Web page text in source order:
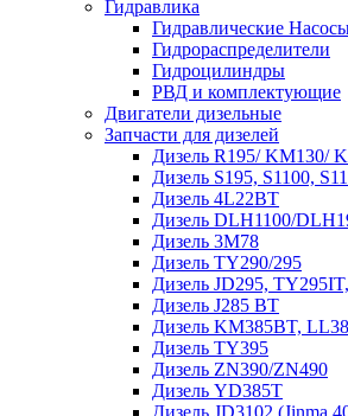
Гидравлика
Гидравлические
Гидрораспределители
Гидроцилиндры
РВД и комплектующие
Двигатели дизельные
Запчасти для дизелей
Дизель R195/ KM130/
Дизель S195, S1100,
Дизель 4L22BT
Дизель DLH1100/
Дизель 3М78
Дизель TY290/295
Дизель JD295,
Дизель J285 BT
Дизель KM385BT,
Дизель TY395
Дизель ZN390/ZN490
Дизель YD385T
Дизель JD3102 (Jinma